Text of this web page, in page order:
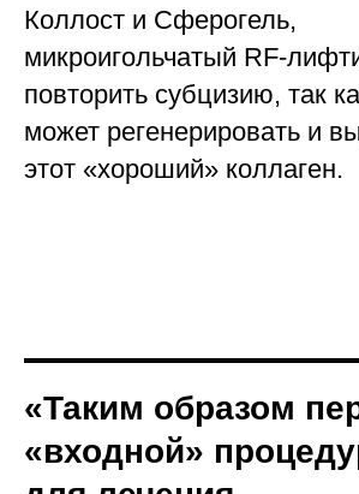
Коллост и Сферогель,
микроигольчатый RF-
повторить субцизию, так
может регенерировать и
этот «хороший» коллаген.
«Таким образом
«входной»